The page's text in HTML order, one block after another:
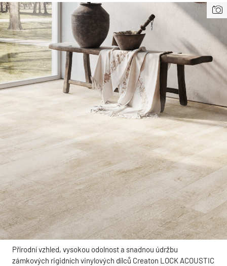
Přírodní vzhled, vysokou odolnost a snadnou údržbu
zámkových rigidních vinylových dílců Creaton LOCK ACOUSTIC